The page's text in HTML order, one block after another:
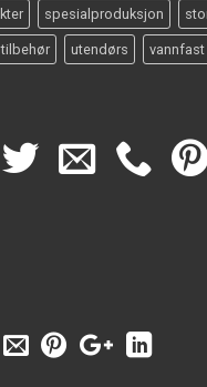
spesialproduksjon
tilbehør utendørs vannfast